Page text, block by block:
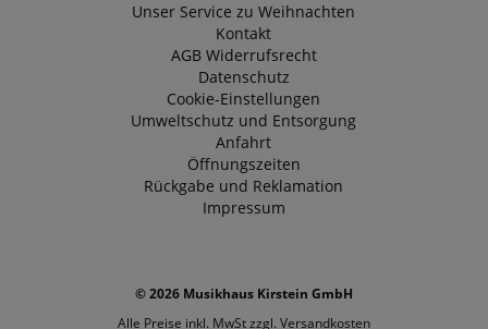
Unser Service zu Weihnachten
Kontakt
AGB Widerrufsrecht
Datenschutz
Cookie-Einstellungen
Umweltschutz und Entsorgung
Anfahrt
Öffnungszeiten
Rückgabe und Reklamation
Impressum
© 2026 Musikhaus Kirstein GmbH
Alle Preise inkl. MwSt zzgl. Versandkosten